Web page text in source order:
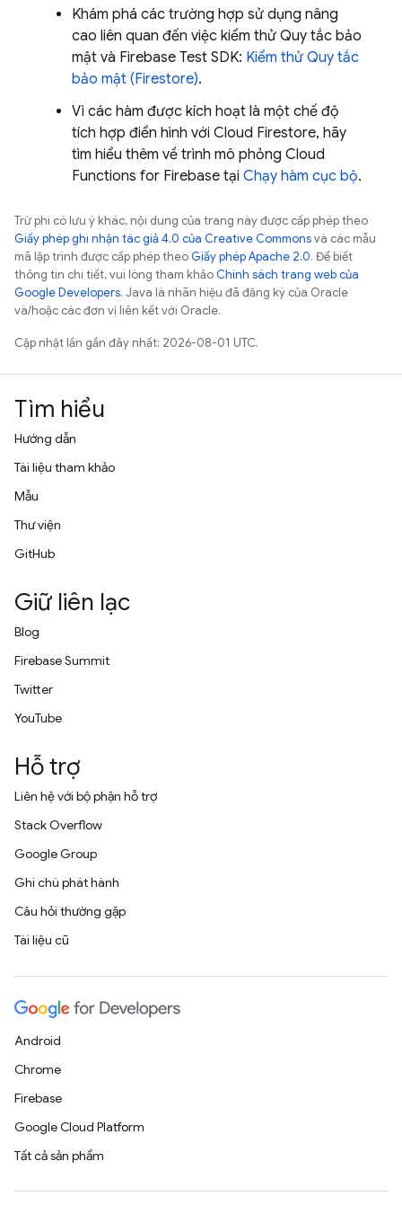
Khám phá các trường hợp sử dụng nâng
cao liên quan đến việc kiểm thử Quy tắc bảo
mật và Firebase Test SDK: Kiểm thử Quy tắc
bảo mật (Firestore).
Vì các hàm được kích hoạt là một chế độ
tích hợp điển hình với Cloud Firestore, hãy
tìm hiểu thêm về trình mô phỏng Cloud
Functions for Firebase tại Chạy hàm cục bộ.
Trừ phi có lưu ý khác, nội dung của trang này được cấp phép theo
Giấy phép ghi nhận tác giả 4.0 của Creative Commonsvà các mẫu
mã lập trình được cấp phép theoGiấy phép Apache 2.0. Để biết
thông tin chi tiết, vui lòng tham khảoChính sách trang web của
Google Developers. Java là nhãn hiệu đã đăng ký của Oracle
và/hoặc các đơn vị liên kết với Oracle.
Cập nhật lần gần đây nhất: 2026-08-01 UTC.
Tìm hiểu
Hướng dẫn
Tài liệu tham khảo
Mẫu
Thư viện
GitHub
Giữ liên lạc
Blog
Firebase Summit
Twitter
YouTube
Hỗ trợ
Liên hệ với bộ phận hỗ trợ
Stack Overflow
Google Group
Ghi chú phát hành
Câu hỏi thường gặp
Tài liệu cũ
Android
Chrome
Firebase
Google Cloud Platform
Tất cả sản phẩm